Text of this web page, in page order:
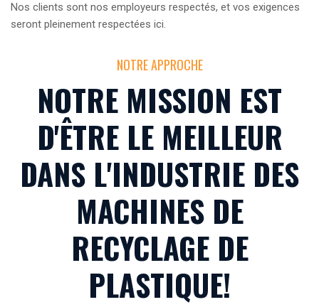
Nos clients sont nos employeurs respectés, et vos exigences
seront pleinement respectées ici.
NOTRE APPROCHE
NOTRE MISSION EST
D'ÊTRE LE MEILLEUR
DANS L'INDUSTRIE DES
MACHINES DE
RECYCLAGE DE
PLASTIQUE!